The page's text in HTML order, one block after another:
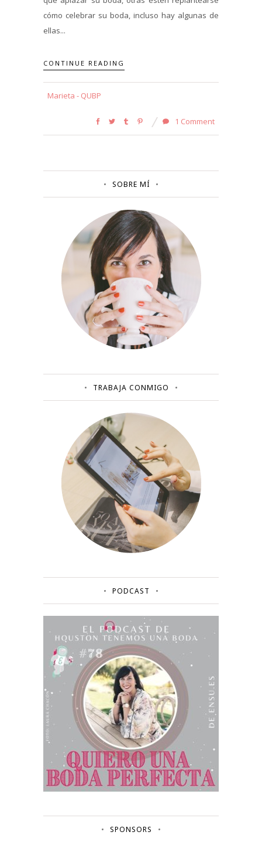
cómo celebrar su boda, incluso hay algunas de
ellas...
CONTINUE READING
Marieta - QUBP
1 Comment
SOBRE MÍ
TRABAJA CONMIGO
PODCAST
SPONSORS